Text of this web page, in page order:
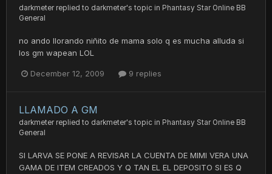
darkmeter replied to darkmeter's topic in Phantasy Star Online BB
General
no ando llorando niñito de mama solo q es mucha alluda si
los gm wapean LOL
December 12, 2009 9 replies
LLAMADO A GM
darkmeter replied to darkmeter's topic in Phantasy Star Online BB
General
SI LARVA SE PONE A REVISAR LA CUENTA DE MIMI VERA UNA
GAMA DE ITEM CREADOS Y Q TAN EL EL DEPOSITO SI ES Q